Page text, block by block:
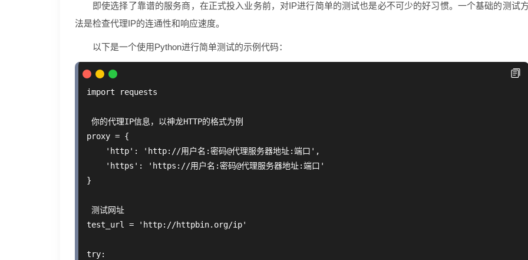
即使选择了靠谱的服务商，在正式投入业务前，对IP进行简单的测试也是必不可少的好习惯。一个基础的测试
法是检查代理IP的连通性和响应速度。
以下是一个使用Python进行简单测试的示例代码：
import requests
你的代理IP信息，以神龙HTTP的格式为例
proxy = {
    'http': 'http://用户名:密码@代理服务器地址:端口',
    'https': 'https://用户名:密码@代理服务器地址:端口'
}
测试网址
test_url = 'http://httpbin.org/ip'
try: